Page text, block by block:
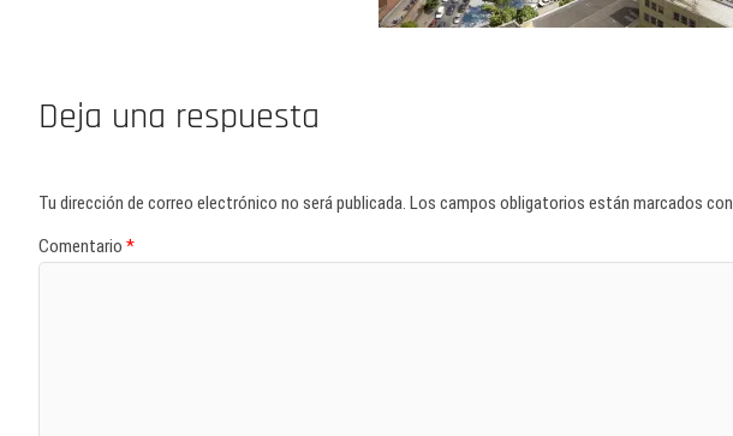
Deja una respuesta
Tu dirección de correo electrónico no será publicada. Los campos obligatorios están marcados con
Comentario *